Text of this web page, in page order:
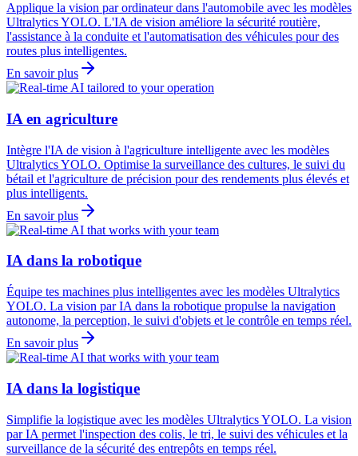
Applique la vision par ordinateur dans l'automobile avec les modèles
Ultralytics YOLO. L'IA de vision améliore la sécurité routière,
l'assistance à la conduite et l'automatisation des véhicules pour des
routes plus intelligentes.
En savoir plus
IA en agriculture
Intègre l'IA de vision à l'agriculture intelligente avec les modèles
Ultralytics YOLO. Optimise la surveillance des cultures, le suivi du
bétail et l'agriculture de précision pour des rendements plus élevés et
plus intelligents.
En savoir plus
IA dans la robotique
Équipe tes machines plus intelligentes avec les modèles Ultralytics
YOLO. La vision par IA dans la robotique propulse la navigation
autonome, la perception, le suivi d'objets et le contrôle en temps réel.
En savoir plus
IA dans la logistique
Simplifie la logistique avec les modèles Ultralytics YOLO. La vision
par IA permet l'inspection des colis, le tri, le suivi des véhicules et la
surveillance de la sécurité des entrepôts en temps réel.